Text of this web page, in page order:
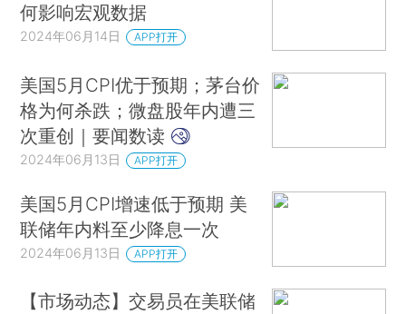
何影响宏观数据
2024年06月14日 APP打开
美国5月CPI优于预期；茅台价
格为何杀跌；微盘股年内遭三
次重创｜要闻数读
2024年06月13日 APP打开
美国5月CPI增速低于预期 美
联储年内料至少降息一次
2024年06月13日 APP打开
【市场动态】交易员在美联储